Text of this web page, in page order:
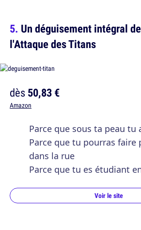
Un déguisement intégral
l'Attaque des Titans
dès50,83 €
Amazon
Parce que sous ta peau tu
Parce que tu pourras faire
dans la rue
Parce que tu es étudiant
Voir le site